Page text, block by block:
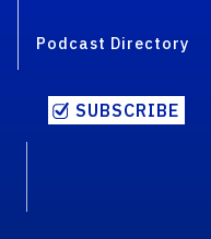
Podcast Directory
SUBSCRIBE